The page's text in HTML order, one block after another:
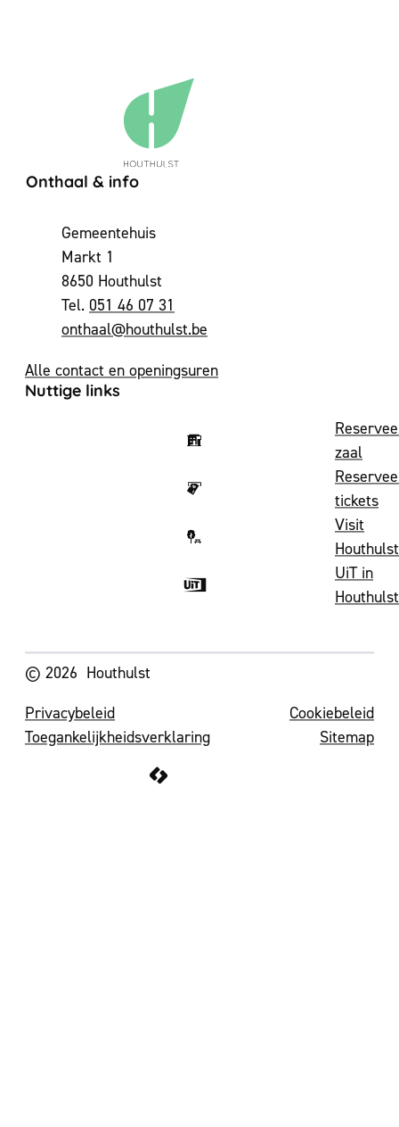
Contact & openingsuren
Onthaal & info
AdresGemeentehuis
Markt 1
,8650 Houthulst
051 46 07 31
E-mailonthaal@houthulst.be
Alle contact en openingsuren
Nuttige links
zaal
tickets
Visit
Houthulst
UiT in
Houthulst
© 2026 Houthulst
Privacybeleid
Cookiebeleid
Toegankelijkheidsverklaring
Sitemap